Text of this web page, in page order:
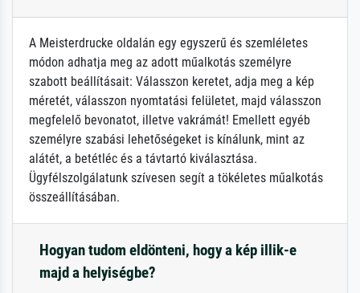
A Meisterdrucke oldalán egy egyszerű és szemléletes
módon adhatja meg az adott műalkotás személyre
szabott beállításait: Válasszon keretet, adja meg a kép
méretét, válasszon nyomtatási felületet, majd válasszon
megfelelő bevonatot, illetve vakrámát! Emellett egyéb
személyre szabási lehetőségeket is kínálunk, mint az
alátét, a betétléc és a távtartó kiválasztása.
Ügyfélszolgálatunk szívesen segít a tökéletes műalkotás
összeállításában.
Hogyan tudom eldönteni, hogy a kép illik-e
majd a helyiségbe?